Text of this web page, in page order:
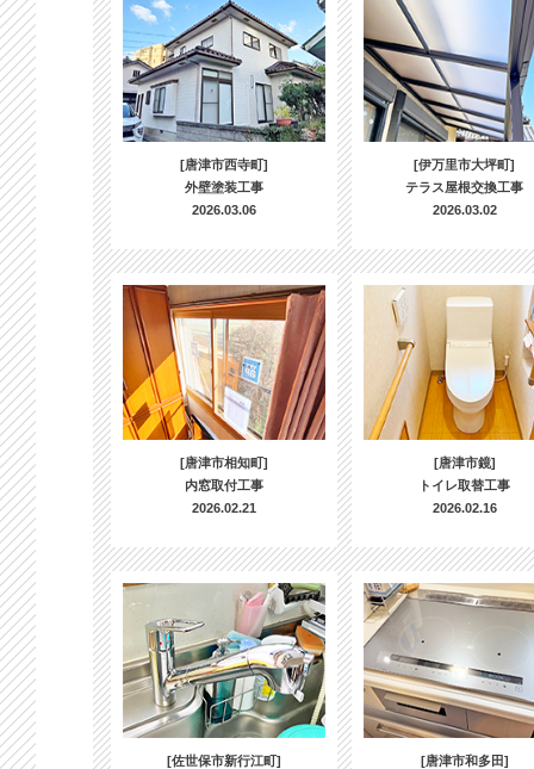
[唐津市西寺町]
外壁塗装工事
2026.03.06
[伊万里市大坪町]
テラス屋根交換工事
2026.03.02
[唐津市相知町]
内窓取付工事
2026.02.21
[唐津市鏡]
トイレ取替工事
2026.02.16
[佐世保市新行江町]
[唐津市和多田]